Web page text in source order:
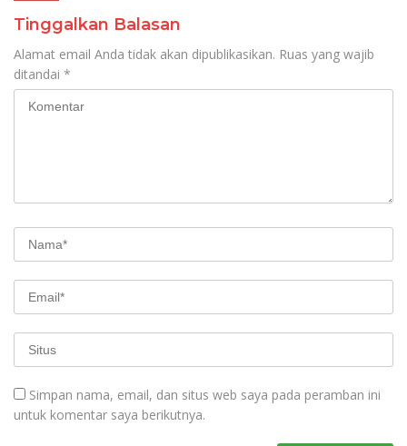
Tinggalkan Balasan
Alamat email Anda tidak akan dipublikasikan. Ruas yang wajib
ditandai *
Simpan nama, email, dan situs web saya pada peramban ini
untuk komentar saya berikutnya.